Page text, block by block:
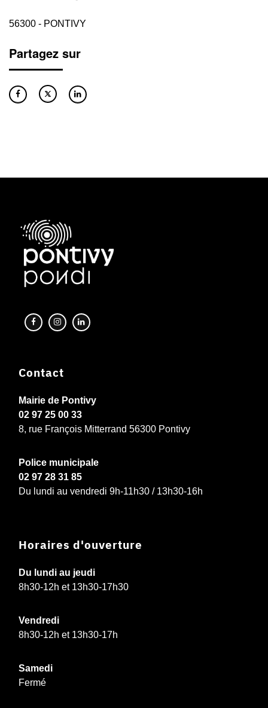
56300 - PONTIVY
Partagez sur
Contact
Mairie de Pontivy
02 97 25 00 33
8, rue François Mitterrand 56300 Pontivy
Police municipale
02 97 28 31 85
Du lundi au vendredi 9h-11h30 / 13h30-16h
Horaires d'ouverture
Du lundi au jeudi
8h30-12h et 13h30-17h30
Vendredi
8h30-12h et 13h30-17h
Samedi
Fermé